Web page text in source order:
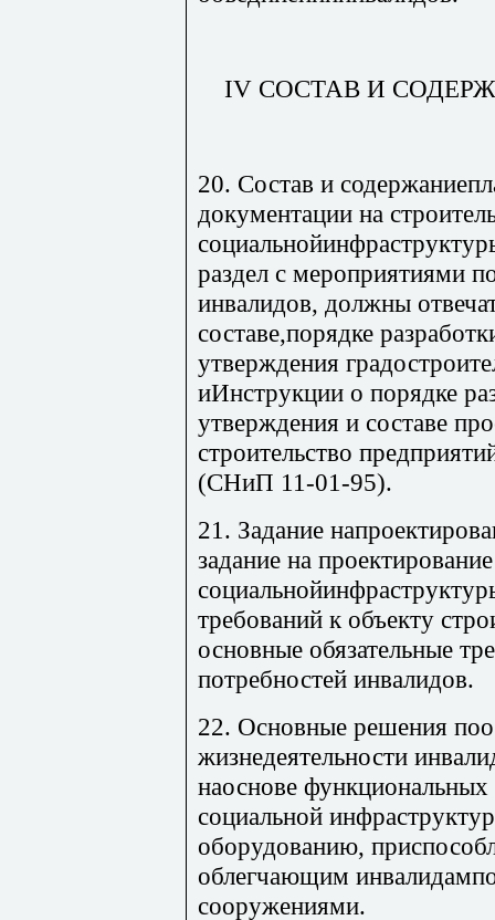
IV СОСТАВ И
20. Состав и
документации на
раздел с мероприятиями
инвалидов, должны
составе,порядке
утверждения
иИнструкции о порядке
утверждения и составе
строительство
(СНиП 11-01-95).
21. Задание
задание на
требований к объекту
основные обязательные
потребностей инвалидов.
22. Основные решения
жизнедеятельности
наоснове
социальной
оборудованию,
облегчающим
сооружениями.